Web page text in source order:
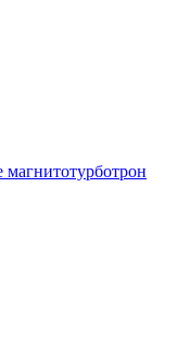
магнитотурботрон